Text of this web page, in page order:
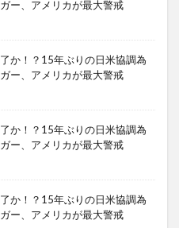
ー、アメリカが最大警戒
か！？15年ぶりの日米協調為
ー、アメリカが最大警戒
か！？15年ぶりの日米協調為
ー、アメリカが最大警戒
か！？15年ぶりの日米協調為
ー、アメリカが最大警戒